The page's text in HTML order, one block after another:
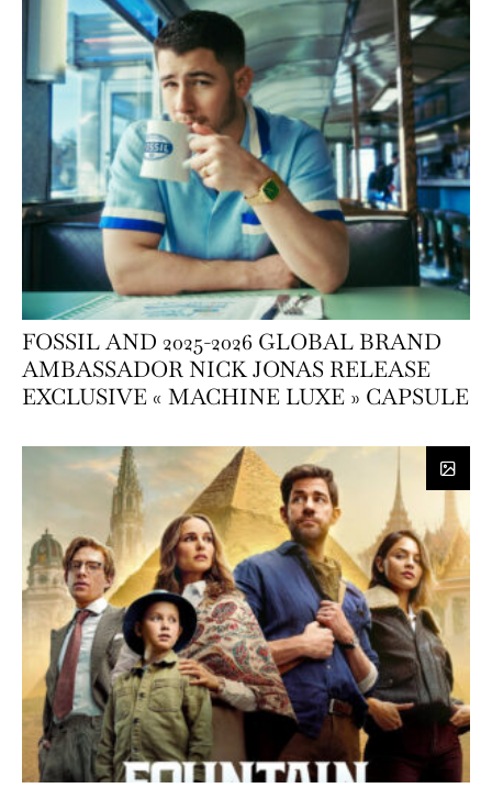
FOSSIL AND 2025-2026 GLOBAL BRAND
AMBASSADOR NICK JONAS RELEASE
EXCLUSIVE « MACHINE LUXE » CAPSULE